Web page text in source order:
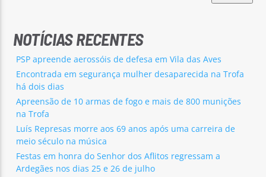
NOTÍCIAS RECENTES
PSP apreende aerossóis de defesa em Vila das Aves
Encontrada em segurança mulher desaparecida na Trofa
há dois dias
Apreensão de 10 armas de fogo e mais de 800 munições
na Trofa
Luís Represas morre aos 69 anos após uma carreira de
meio século na música
Festas em honra do Senhor dos Aflitos regressam a
Ardegães nos dias 25 e 26 de julho